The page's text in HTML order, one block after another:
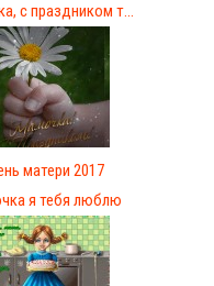
с праздником т...
матери 2017
я тебя люблю